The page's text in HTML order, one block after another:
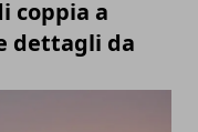
coppia a
dettagli da